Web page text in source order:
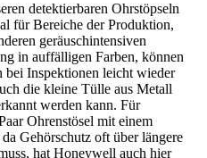
detektierbaren Ohrstöpseln
für Bereiche der Produktion,
geräuschintensiven
in auffälligen Farben, können
bei Inspektionen leicht wieder
die kleine Tülle aus Metall
werden kann. Für
Ohrenstösel mit einem
Gehörschutz oft über längere
hat Honeywell auch hier